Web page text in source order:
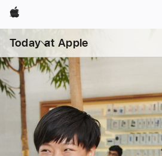
Apple
Today at Apple
单